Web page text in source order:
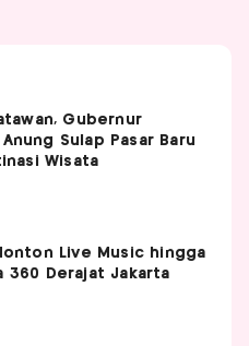
Gubernur
Sulap Pasar Baru
Wisata
Live Music hingga
360 Derajat Jakarta